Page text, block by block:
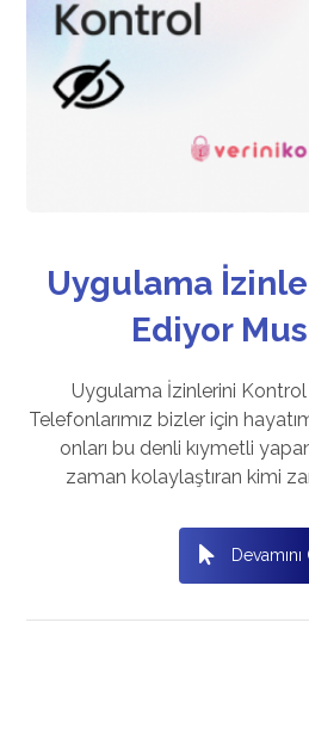
Uygulama
Ediyor
Uygulama İzinlerini
Telefonlarımız bizler için
onları bu denli kıymetli
zaman kolaylaştıran kimi